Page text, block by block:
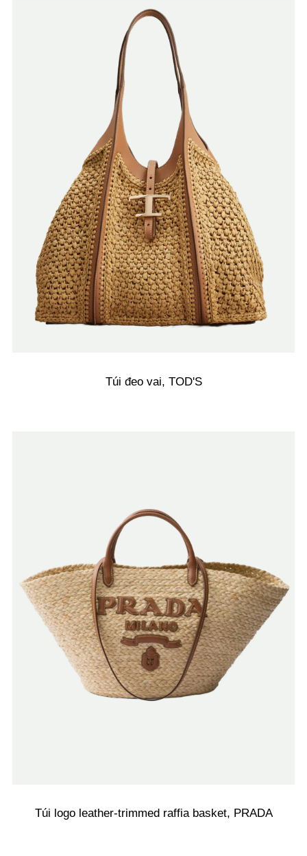
Túi đeo vai, TOD'S
Túi logo leather-trimmed raffia basket, PRADA